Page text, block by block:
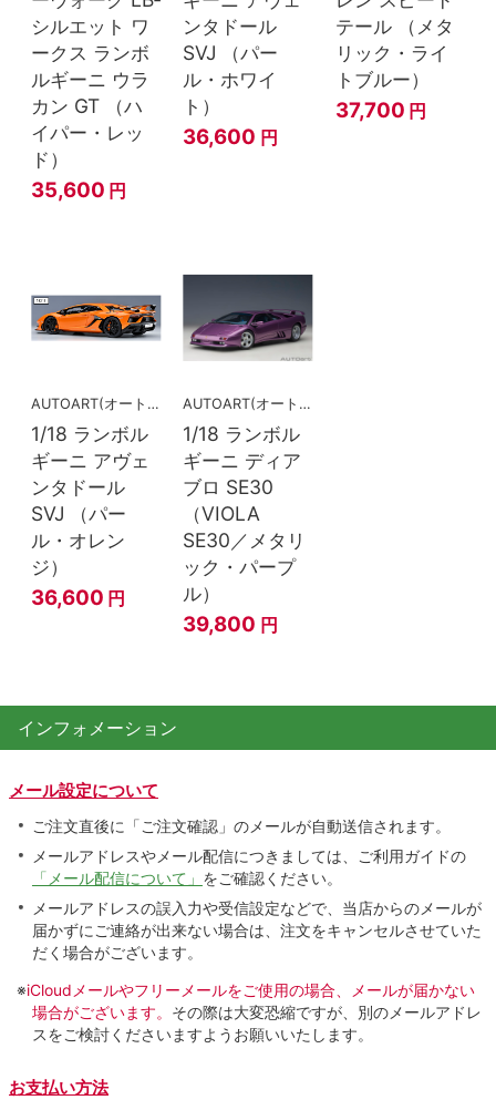
シルエット ワ
ークス ランボ
ルギーニ ウラ
カン GT （ハ
イパー・レッ
ド）
35,600 円
ンタドール
SVJ （パー
ル・ホワイ
ト）
36,600 円
テール （メタ
リック・ライ
トブルー）
37,700 円
AUTOART(オートアート)
1/18 ランボル
ギーニ アヴェ
ンタドール
SVJ （パー
ル・オレン
ジ）
36,600 円
AUTOART(オートアート)
1/18 ランボル
ギーニ ディア
ブロ SE30
（VIOLA
SE30／メタリ
ック・パープ
ル）
39,800 円
インフォメーション
メール設定について
ご注文直後に「ご注文確認」のメールが自動送信されます。
メールアドレスやメール配信につきましては、ご利用ガイドの
「メール配信について」 をご確認ください。
メールアドレスの誤入力や受信設定などで、当店からのメールが
届かずにご連絡が出来ない場合は、注文をキャンセルさせていた
だく場合がございます。
※iCloudメールやフリーメールをご使用の場合、メールが届かない
場合がございます。 その際は大変恐縮ですが、別のメールアドレ
スをご検討くださいますようお願いいたします。
お支払い方法